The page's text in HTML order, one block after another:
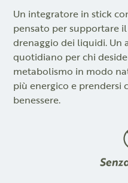
Un integratore in stick
pensato per supportare
drenaggio dei liquidi. Un
quotidiano per chi
metabolismo in modo
più energico e prendersi
benessere.